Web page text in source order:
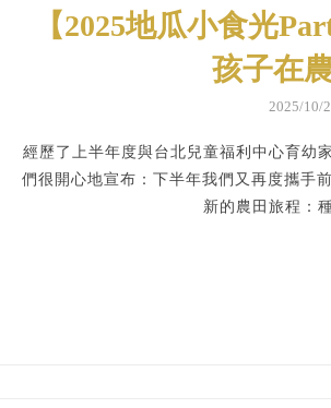
【2025地瓜小食光
孩子在
2025/
經歷了上半年度與台北兒童福利中心育幼
們很開心地宣布：下半年我們又再度攜手
新的農田旅程：